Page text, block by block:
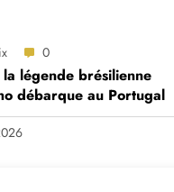
0
légende brésilienne
débarque au Portugal